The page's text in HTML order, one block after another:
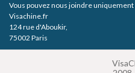
Vous pouvez nous joindre
Visachine.fr
124 rue d'Aboukir,
75002 Paris